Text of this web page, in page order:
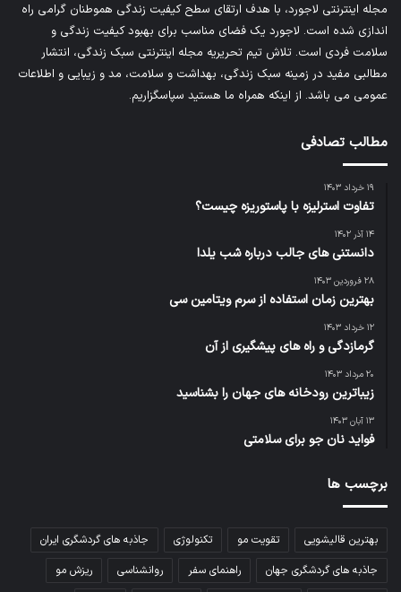
مجله اینترنتی لاجورد، با هدف ارتقای سطح کیفیت زندگی هموطنان گرامی راه
اندازی شده است. لاجورد یک فضای مناسب برای بهبود کیفیت زندگی و
سلامت فردی است. تلاش تیم تحریریه مجله اینترنتی سبک زندگی، انتشار
مطالبی مفید در زمینه سبک زندگی، بهداشت و سلامت، مد و زیبایی و اطلاعات
عمومی می باشد. از اینکه همراه ما هستید سپاسگزاریم.
مطالب تصادفی
۱۹ خرداد ۱۴۰۳
تفاوت استرلیزه با پاستوریزه چیست؟
۱۴ آذر ۱۴۰۲
دانستنی های جالب درباره شب یلدا
۲۸ فروردین ۱۴۰۳
بهترین زمان استفاده از سرم ویتامین سی
۱۲ خرداد ۱۴۰۳
گرمازدگی و راه های پیشگیری از آن
۲۰ مرداد ۱۴۰۳
زیباترین رودخانه های جهان را بشناسید
۱۳ آبان ۱۴۰۳
فواید نان جو برای سلامتی
برچسب ها
بهترین قالیشویی تقویت مو تکنولوژی
جاذبه های گردشگری ایران
جاذبه های گردشگری جهان
راهنمای سفر روانشناسی
ریزش مو